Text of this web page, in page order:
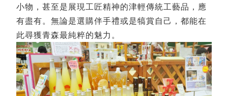
小物，甚至是展現工匠精神的津輕傳統工藝品，應
有盡有。無論是選購伴手禮或是犒賞自己，都能在
此尋獲青森最純粹的魅力。